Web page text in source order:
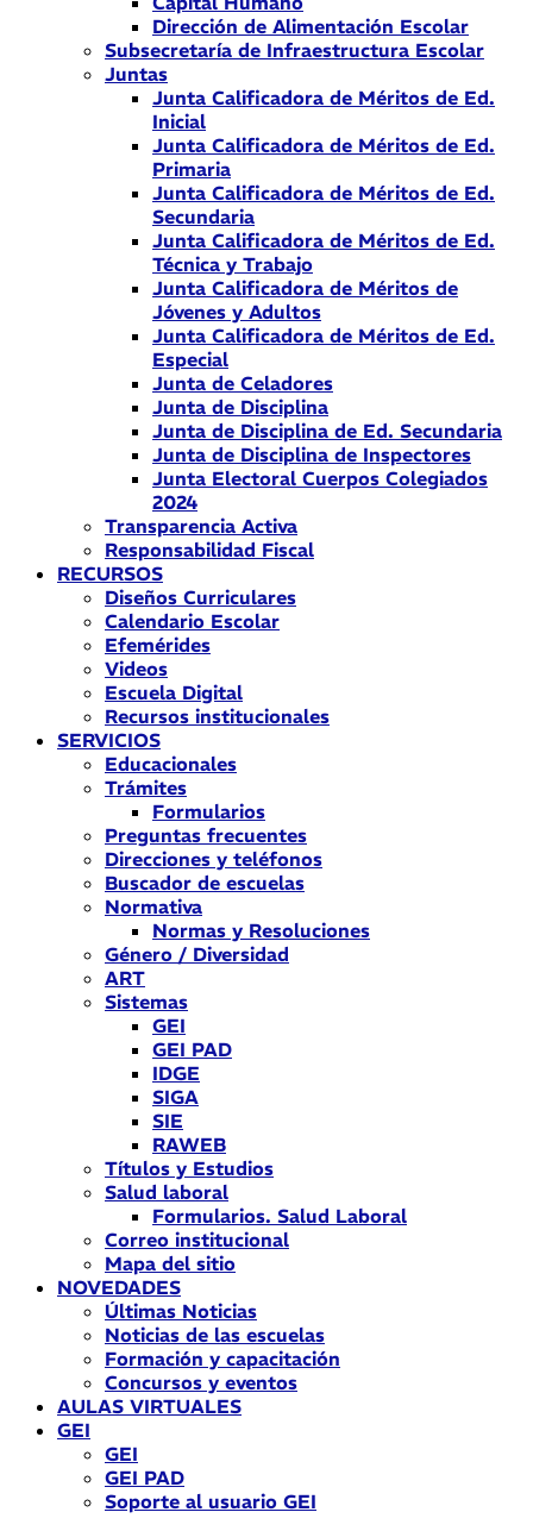
Dirección de Alimentación Escolar
Subsecretaría de Infraestructura Escolar
Juntas
Junta Calificadora de Méritos de Ed.
Inicial
Junta Calificadora de Méritos de Ed.
Primaria
Junta Calificadora de Méritos de Ed.
Secundaria
Junta Calificadora de Méritos de Ed.
Técnica y Trabajo
Junta Calificadora de Méritos de
Jóvenes y Adultos
Junta Calificadora de Méritos de Ed.
Especial
Junta de Celadores
Junta de Disciplina
Junta de Disciplina de Ed. Secundaria
Junta de Disciplina de Inspectores
Junta Electoral Cuerpos Colegiados
2024
Transparencia Activa
Responsabilidad Fiscal
RECURSOS
Diseños Curriculares
Calendario Escolar
Efemérides
Videos
Escuela Digital
Recursos institucionales
SERVICIOS
Educacionales
Trámites
Formularios
Preguntas frecuentes
Direcciones y teléfonos
Buscador de escuelas
Normativa
Normas y Resoluciones
Género / Diversidad
ART
Sistemas
GEI
GEI PAD
IDGE
SIGA
SIE
RAWEB
Títulos y Estudios
Salud laboral
Formularios. Salud Laboral
Correo institucional
Mapa del sitio
NOVEDADES
Últimas Noticias
Noticias de las escuelas
Formación y capacitación
Concursos y eventos
AULAS VIRTUALES
GEI
GEI
GEI PAD
Soporte al usuario GEI